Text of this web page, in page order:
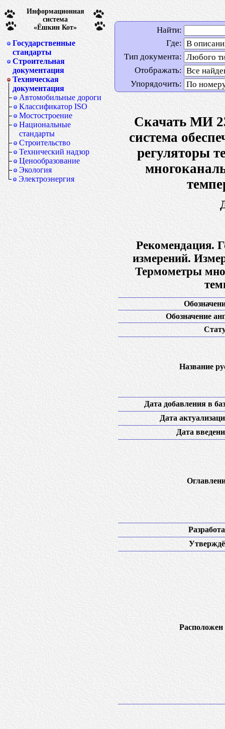
Информационная
система
«Ёшкин Кот»
Государственные
стандарты
Строительная
документация
Техническая
документация
Автомобильные дороги
Классификатор ISO
Мостостроение
Национальные
стандарты
Строительство
Технический надзор
Ценообразование
Экология
Электроэнергия
Найти:
Где:
Тип документа:
Отображать:
Упорядочить:
Скачать МИ
система
регуляторы
Рекомендация.
измерений.
Термометры
Обозначение
Название
Дата добавления в
Дата
Дата
Расположен